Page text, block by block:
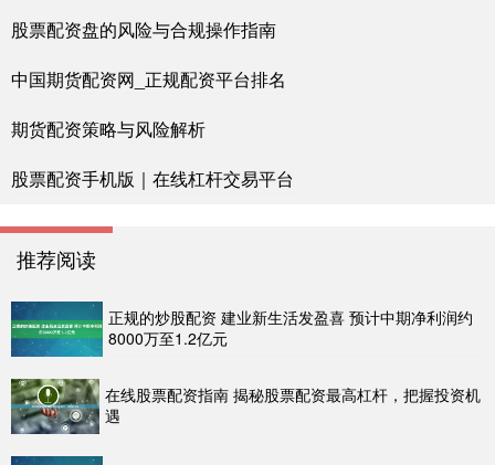
股票配资盘的风险与合规操作指南
中国期货配资网_正规配资平台排名
期货配资策略与风险解析
股票配资手机版｜在线杠杆交易平台
推荐阅读
正规的炒股配资 建业新生活发盈喜 预计中期净利润约
8000万至1.2亿元
在线股票配资指南 揭秘股票配资最高杠杆，把握投资机
遇